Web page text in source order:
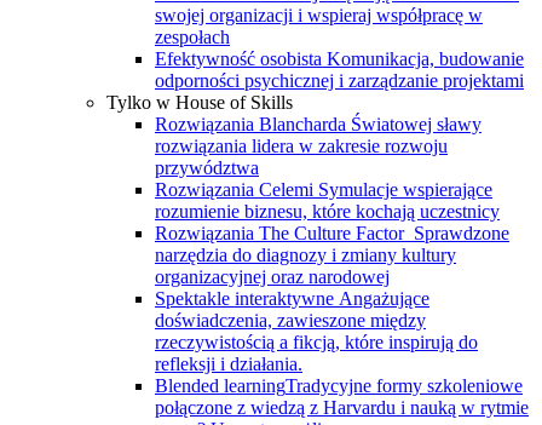
swojej organizacji i wspieraj współpracę w
zespołach
Efektywność osobista Komunikacja, budowanie
odporności psychicznej i zarządzanie projektami
Tylko w House of Skills
Rozwiązania Blancharda Światowej sławy
rozwiązania lidera w zakresie rozwoju
przywództwa
Rozwiązania Celemi Symulacje wspierające
rozumienie biznesu, które kochają uczestnicy
Rozwiązania The Culture Factor Sprawdzone
narzędzia do diagnozy i zmiany kultury
organizacyjnej oraz narodowej
Spektakle interaktywne Angażujące
doświadczenia, zawieszone między
rzeczywistością a fikcją, które inspirują do
refleksji i działania.
Blended learningTradycyjne formy szkoleniowe
połączone z wiedzą z Harvardu i nauką w rytmie